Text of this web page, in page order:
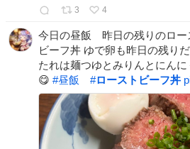
3
4
今日の昼飯 昨日の残りのロー
ビーフ丼 ゆで卵も昨日の残り
たれは麺つゆとみりんとにん
😋 #昼飯 #ローストビーフ丼